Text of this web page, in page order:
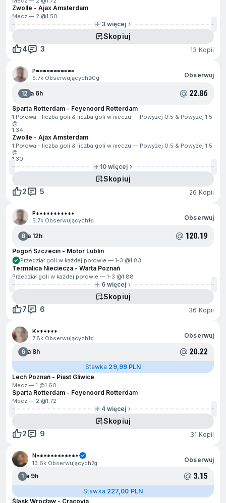
Zwolle - Ajax Amsterdam
Mecz — 2 @1.50
3 więcej
Skopiuj
4
3 13 Kopii
P***********
5.7k Obserwujących20g Obserwuj
12Za 6h 22.86
Sparta Rotterdam - Feyenoord Rotterdam
1.Połowa - liczba goli & liczba goli w meczu — Powyżej 0.5 & Powyżej 1.5
@
1.34
Zwolle - Ajax Amsterdam
1.Połowa - liczba goli & liczba goli w meczu — Powyżej 0.5 & Powyżej 1.5
@
1.30
10 więcej
Skopiuj
2
5 26 Kopii
P***********
5.7k Obserwujących1d Obserwuj
8Za 12h 120.19
Pogoń Szczecin - Motor Lublin
Przedział goli w każdej połowie — 1-3 @1.83
Termalica Nieciecza - Warta Poznań
Przedział goli w każdej połowie — 1-3 @1.88
6 więcej
Skopiuj
7
6 36 Kopii
K******
7.8k Obserwujących1d Obserwuj
6Za 8h 20.22
Stawka 29,99 PLN
Lech Poznań - Piast Gliwice
Mecz — 1 @1.60
Sparta Rotterdam - Feyenoord Rotterdam
Mecz — 2 @1.72
4 więcej
Skopiuj
2
9 31 Kopii
N************
13.6k Obserwujących7g Obserwuj
1Za 9h 3.15
Stawka 227,00 PLN
Śląsk Wrocław - Cracovia